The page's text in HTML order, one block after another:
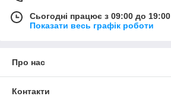
Сьогодні працює з 09:00 до 19:00
Показати весь графік роботи
Про нас
Контакти